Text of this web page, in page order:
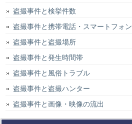
盗撮事件と検挙件数
盗撮事件と携帯電話・スマートフォン
盗撮事件と盗撮場所
盗撮事件と発生時間帯
盗撮事件と風俗トラブル
盗撮事件と盗撮ハンター
盗撮事件と画像・映像の流出